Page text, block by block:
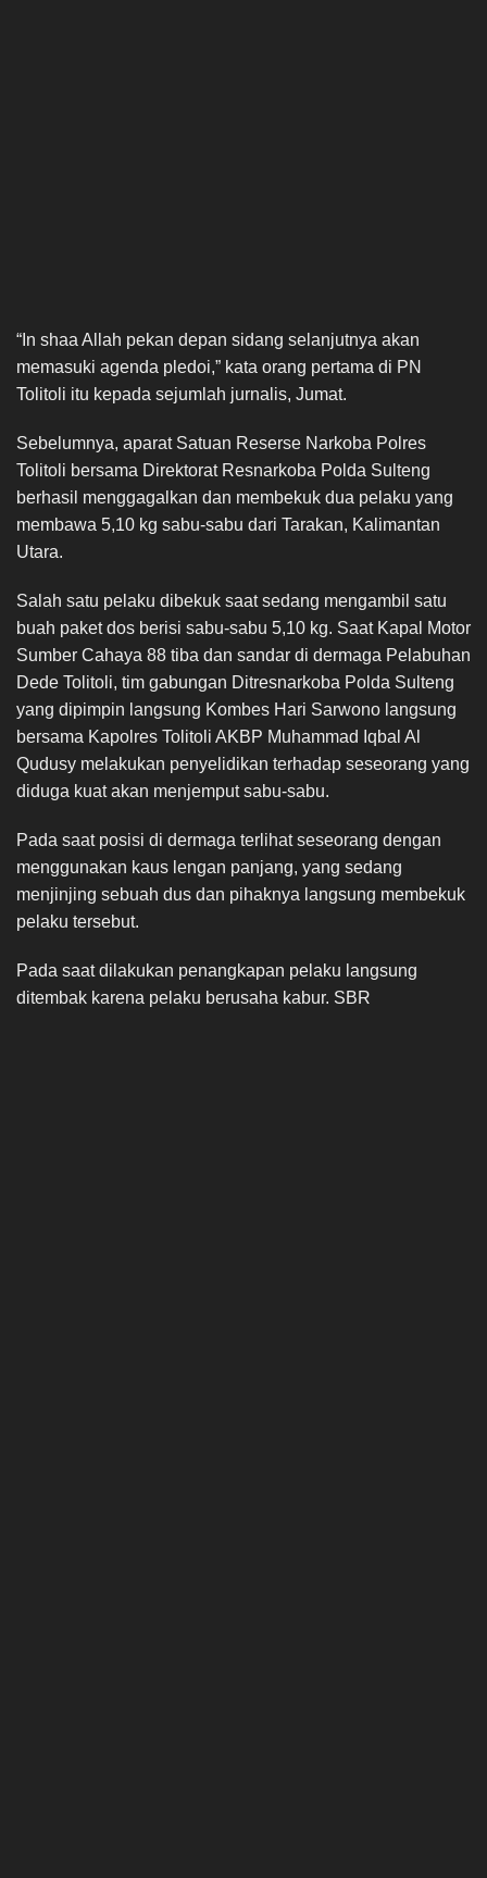
“In shaa Allah pekan depan sidang selanjutnya akan
memasuki agenda pledoi,” kata orang pertama di PN
Tolitoli itu kepada sejumlah jurnalis, Jumat.
Sebelumnya, aparat Satuan Reserse Narkoba Polres
Tolitoli bersama Direktorat Resnarkoba Polda Sulteng
berhasil menggagalkan dan membekuk dua pelaku yang
membawa 5,10 kg sabu-sabu dari Tarakan, Kalimantan
Utara.
Salah satu pelaku dibekuk saat sedang mengambil satu
buah paket dos berisi sabu-sabu 5,10 kg. Saat Kapal Motor
Sumber Cahaya 88 tiba dan sandar di dermaga Pelabuhan
Dede Tolitoli, tim gabungan Ditresnarkoba Polda Sulteng
yang dipimpin langsung Kombes Hari Sarwono langsung
bersama Kapolres Tolitoli AKBP Muhammad Iqbal Al
Qudusy melakukan penyelidikan terhadap seseorang yang
diduga kuat akan menjemput sabu-sabu.
Pada saat posisi di dermaga terlihat seseorang dengan
menggunakan kaus lengan panjang, yang sedang
menjinjing sebuah dus dan pihaknya langsung membekuk
pelaku tersebut.
Pada saat dilakukan penangkapan pelaku langsung
ditembak karena pelaku berusaha kabur. SBR